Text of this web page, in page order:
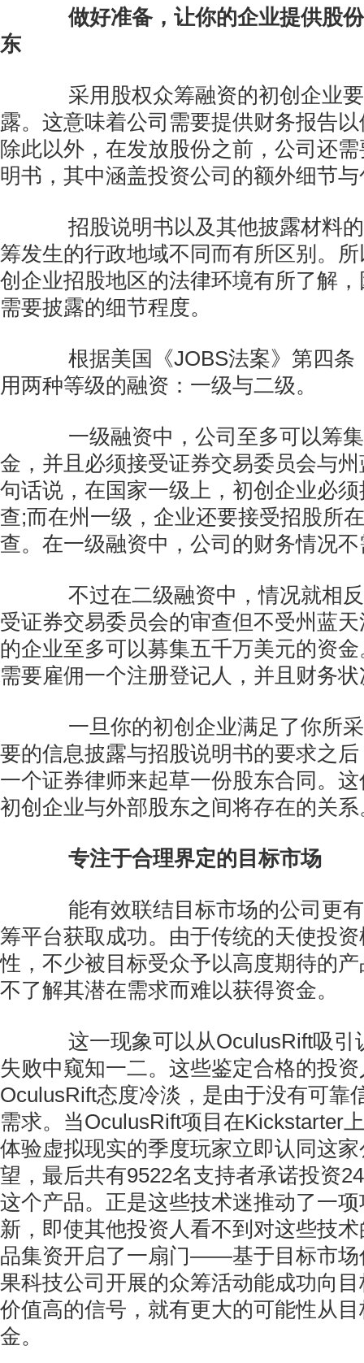
做好准备，让你的企业提供股
东
采用股权众筹融资的初创企业要
露。这意味着公司需要提供财务报告
除此以外，在发放股份之前，公司还
明书，其中涵盖投资公司的额外细节
招股说明书以及其他披露材料的
筹发生的行政地域不同而有所区别。
创企业招股地区的法律环境有所了解
需要披露的细节程度。
根据美国《JOBS法案》第四条
用两种等级的融资：一级与二级。
一级融资中，公司至多可以筹集
金，并且必须接受证券交易委员会与
句话说，在国家一级上，初创企业必
查;而在州一级，企业还要接受招股所
查。在一级融资中，公司的财务情况
不过在二级融资中，情况就相反
受证券交易委员会的审查但不受州蓝
的企业至多可以募集五千万美元的资
需要雇佣一个注册登记人，并且财务
一旦你的初创企业满足了你所采
要的信息披露与招股说明书的要求之
一个证券律师来起草一份股东合同。
初创企业与外部股东之间将存在的关系
专注于合理界定的目标市场
能有效联结目标市场的公司更有
筹平台获取成功。由于传统的天使投
性，不少被目标受众予以高度期待的
不了解其潜在需求而难以获得资金。
这一现象可以从OculusRift吸引
失败中窥知一二。这些鉴定合格的投
OculusRift态度冷淡，是由于没有可靠
需求。当OculusRift项目在Kickstarter
体验虚拟现实的季度玩家立即认同这
望，最后共有9522名支持者承诺投资
这个产品。正是这些技术迷推动了一
新，即使其他投资人看不到对这些技
品集资开启了一扇门——基于目标市场
果科技公司开展的众筹活动能成功向
价值高的信号，就有更大的可能性从
金。